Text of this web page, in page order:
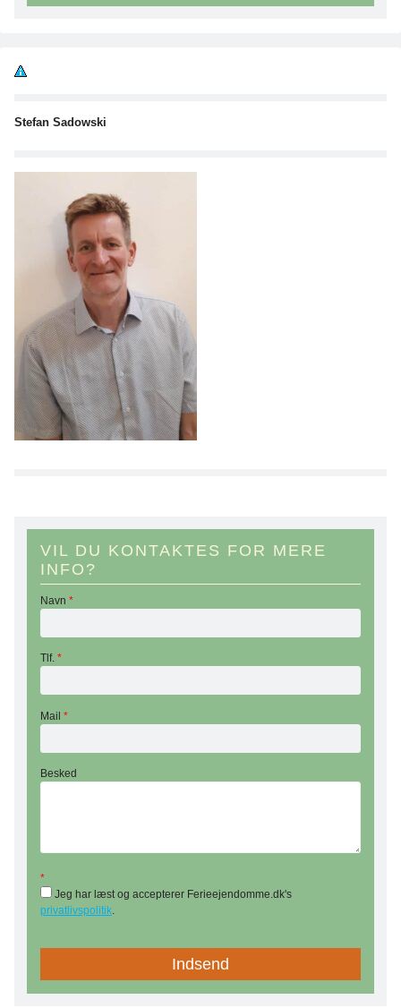
Stefan Sadowski
VIL DU KONTAKTES FOR MERE
INFO?
Navn *
Tlf. *
Mail *
Besked
*
Jeg har læst og accepterer Ferieejendomme.dk's
privatlivspolitik.